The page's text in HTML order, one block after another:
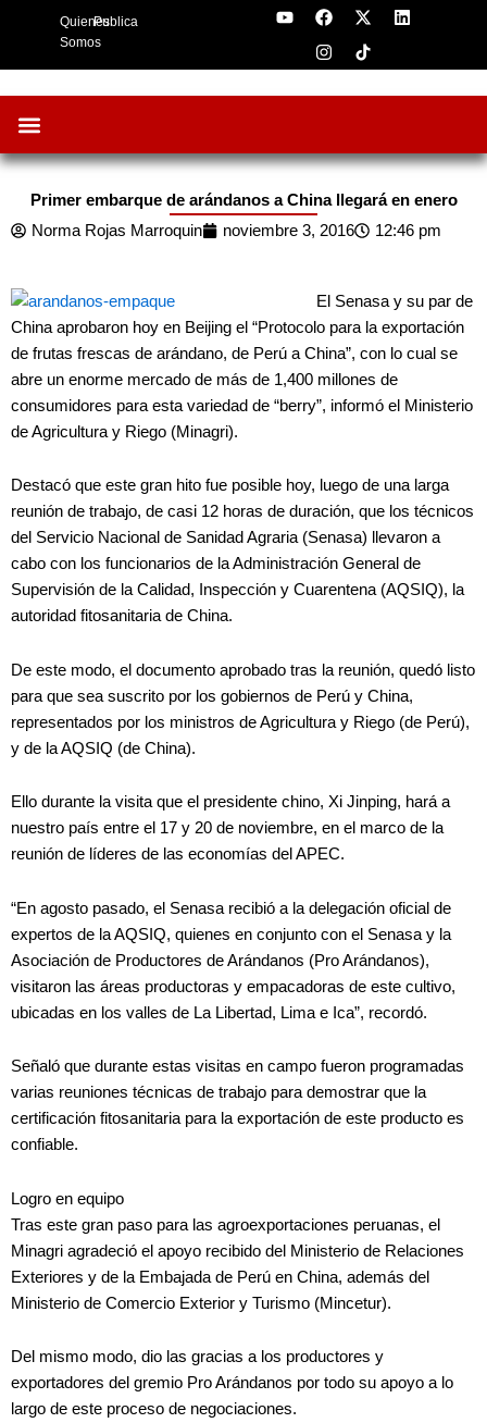
Quienes
Somos
Publica
Y
o
b
F
a
c
e
o
X
-
t
w
t
L
i
d
I
n
s
t
g
Primer embarque de arándanos a China llegará en enero
Norma Rojas Marroquin
noviembre 3, 2016 12:46 pm
El Senasa y su par de
China aprobaron hoy en Beijing el “Protocolo para la exportación
de frutas frescas de arándano, de Perú a China”, con lo cual se
abre un enorme mercado de más de 1,400 millones de
consumidores para esta variedad de “berry”, informó el Ministerio
de Agricultura y Riego (Minagri).
Destacó que este gran hito fue posible hoy, luego de una larga
reunión de trabajo, de casi 12 horas de duración, que los técnicos
del Servicio Nacional de Sanidad Agraria (Senasa) llevaron a
cabo con los funcionarios de la Administración General de
Supervisión de la Calidad, Inspección y Cuarentena (AQSIQ), la
autoridad fitosanitaria de China.
De este modo, el documento aprobado tras la reunión, quedó listo
para que sea suscrito por los gobiernos de Perú y China,
representados por los ministros de Agricultura y Riego (de Perú),
y de la AQSIQ (de China).
Ello durante la visita que el presidente chino, Xi Jinping, hará a
nuestro país entre el 17 y 20 de noviembre, en el marco de la
reunión de líderes de las economías del APEC.
“En agosto pasado, el Senasa recibió a la delegación oficial de
expertos de la AQSIQ, quienes en conjunto con el Senasa y la
Asociación de Productores de Arándanos (Pro Arándanos),
visitaron las áreas productoras y empacadoras de este cultivo,
ubicadas en los valles de La Libertad, Lima e Ica”, recordó.
Señaló que durante estas visitas en campo fueron programadas
varias reuniones técnicas de trabajo para demostrar que la
certificación fitosanitaria para la exportación de este producto es
confiable.
Logro en equipo
Tras este gran paso para las agroexportaciones peruanas, el
Minagri agradeció el apoyo recibido del Ministerio de Relaciones
Exteriores y de la Embajada de Perú en China, además del
Ministerio de Comercio Exterior y Turismo (Mincetur).
Del mismo modo, dio las gracias a los productores y
exportadores del gremio Pro Arándanos por todo su apoyo a lo
largo de este proceso de negociaciones.